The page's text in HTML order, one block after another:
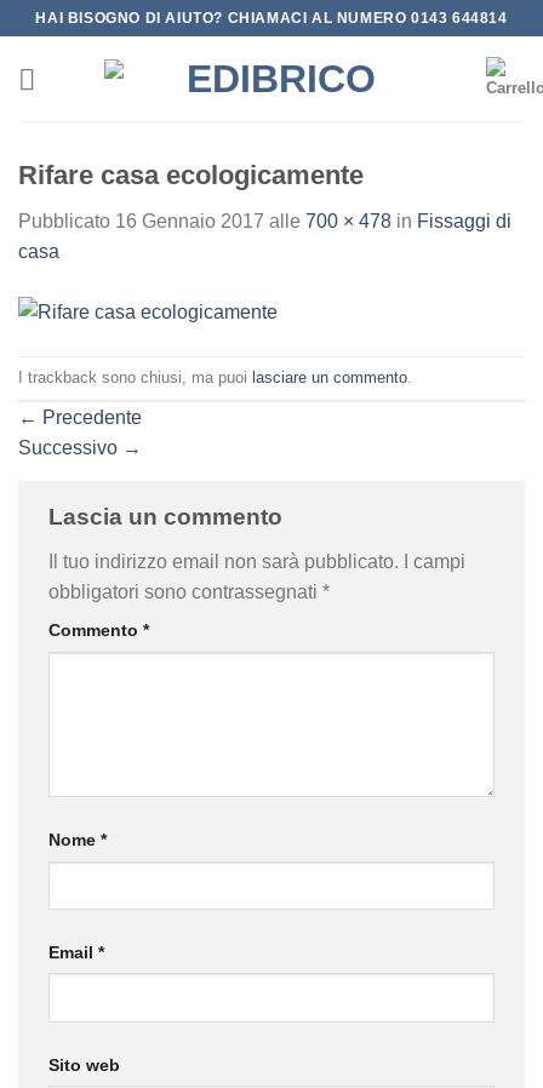
Salta
contenuti
HAI BISOGNO DI AIUTO? CHIAMACI AL NUMERO 0143 644814
Rifare casa ecologicamente
Pubblicato 16 Gennaio 2017 alle 700 × 478 in Fissaggi di
casa
I trackback sono chiusi, ma puoi lasciare un commento
← Precedente
Successivo →
Lascia un commento
Il tuo indirizzo email non sarà pubblicato.
I campi
obbligatori sono contrassegnati *
Commento *
Nome *
Email *
Sito web